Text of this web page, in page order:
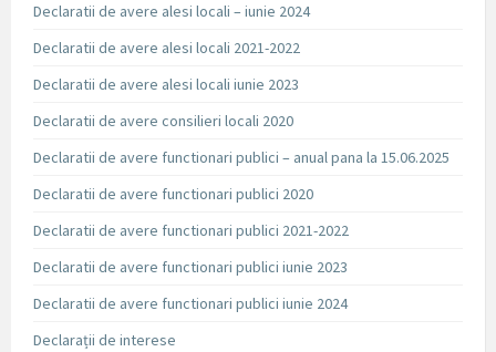
Declaratii de avere alesi locali – iunie 2024
Declaratii de avere alesi locali 2021-2022
Declaratii de avere alesi locali iunie 2023
Declaratii de avere consilieri locali 2020
Declaratii de avere functionari publici – anual pana la 15.06.2025
Declaratii de avere functionari publici 2020
Declaratii de avere functionari publici 2021-2022
Declaratii de avere functionari publici iunie 2023
Declaratii de avere functionari publici iunie 2024
Declarații de interese